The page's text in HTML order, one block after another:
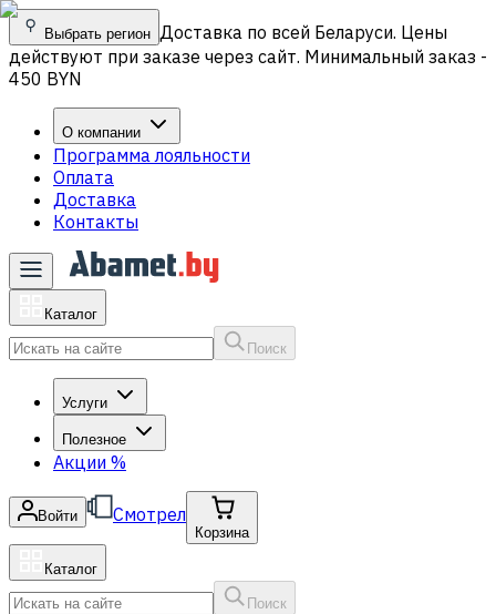
Выбрать регион Доставка по всей Беларуси. Цены
действуют при заказе через сайт. Минимальный заказ -
450 BYN
О компании
Программа лояльности
Оплата
Доставка
Контакты
Каталог
Поиск
Услуги
Полезное
Акции %
Войти Смотрел
Корзина
Каталог
Поиск